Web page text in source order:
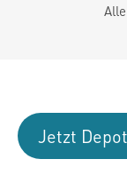
Jetzt